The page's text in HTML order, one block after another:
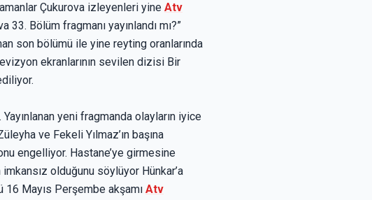
Çukurova izleyenleri yine Atv
Bölüm fragmanı yayınlandı mı?”
son bölümü ile yine reyting oranlarında
ekranlarının sevilen dizisi Bir
yeni fragmanda olayların iyice
ve Fekeli Yılmaz’ın başına
engelliyor. Hastane’ye girmesine
olduğunu söylüyor Hünkar’a
Mayıs Perşembe akşamı Atv